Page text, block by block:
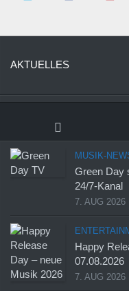
AKTUELLES
MUSIK-
Green Day
24/7-Kanal
7. AUG 2026
Happy
07.08.2026
7. AUG 2026